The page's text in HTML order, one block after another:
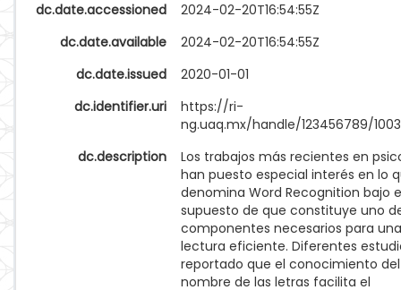
dc.date.accessioned
2024-02-20T16:54:55Z
dc.date.available
2024-02-20T16:54:55Z
dc.date.issued
2020-01-01
dc.identifier.uri
https://ri-
ng.uaq.mx/handle/123456789/
dc.description
Los trabajos más recientes en
han puesto especial interés en lo
denomina Word Recognition bajo
supuesto de que constituye uno
componentes necesarios para una
lectura eficiente. Diferentes
reportado que el conocimiento del
nombre de las letras facilita el